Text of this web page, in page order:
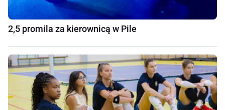
2,5 promila za kierownicą w Pile